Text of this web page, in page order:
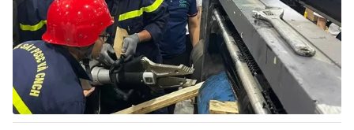
Cơ quan chủ quản:Đài Truyền hình Việt Nam
Cơ quan báo chí:Thời báo VTV
Giấy phép hoạt động báo in và báo điện tử số 483/GP-BTTTT
cấp ngày 29/12/2023
Tổng Biên tập:
Vũ Thanh Thủy
Phó Tổng Biên tập:Nguyễn Thị Mỹ Hạnh, Phạm Quốc Thắng,